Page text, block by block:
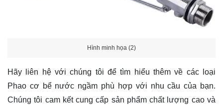
Hình minh họa (2)
Hãy liên hệvới chúng tôi để tìm hiểu thêm về các loại
Phao cơ bể nước ngầm phù hợp với nhu cầu của bạn.
Chúng tôi cam kết cung cấp sản phẩm chất lượng cao và